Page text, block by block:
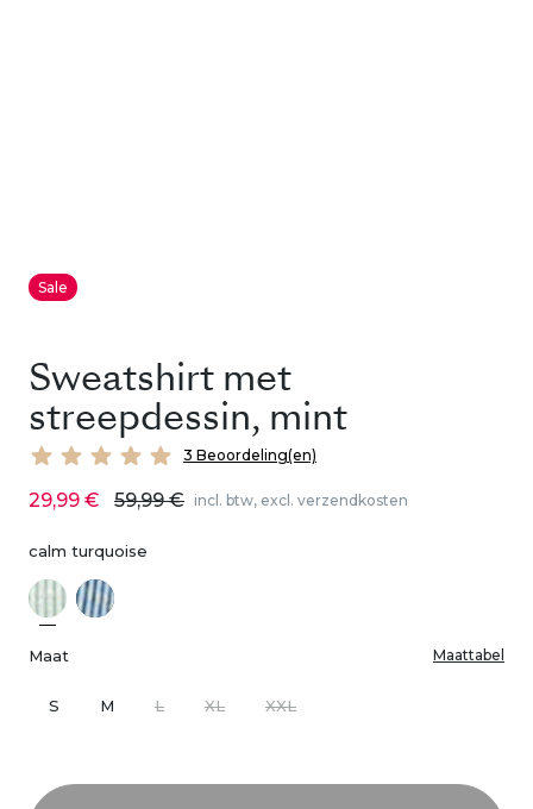
Sale
Sweatshirt met
streepdessin, mint
3 Beoordeling(en)
29,99 € 59,99 € incl. btw, excl. verzendkosten
calm turquoise
Maat Maattabel
S M L XL XXL